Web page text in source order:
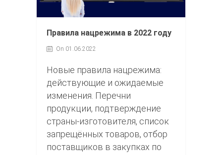
Правила нацрежима в 2022 году
On 01.06.2022
Новые правила нацрежима:
действующие и ожидаемые
изменения. Перечни
продукции, подтверждение
страны-изготовителя, список
запрещённых товаров, отбор
поставщиков в закупках по